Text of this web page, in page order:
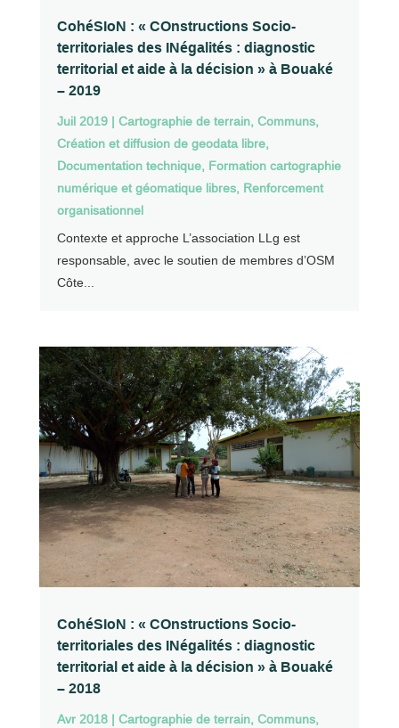
CohéSIoN : « COnstructions Socio-
territoriales des INégalités : diagnostic
territorial et aide à la décision » à Bouaké
– 2019
Juil 2019| Cartographie de terrain, Communs,
Création et diffusion de geodata libre,
Documentation technique, Formation cartographie
numérique et géomatique libres, Renforcement
organisationnel
Contexte et approche L’association LLg est
responsable, avec le soutien de membres d’OSM
Côte...
CohéSIoN : « COnstructions Socio-
territoriales des INégalités : diagnostic
territorial et aide à la décision » à Bouaké
– 2018
Avr 2018| Cartographie de terrain, Communs,